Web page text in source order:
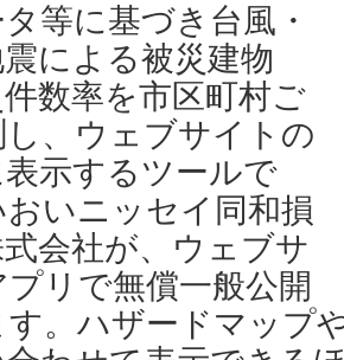
等に基づき台風・
による被災建物
数率を市区町村ご
し、ウェブサイトの
示するツールで
いニッセイ同和損
会社が、ウェブサ
リで無償一般公開
す。ハザードマップ